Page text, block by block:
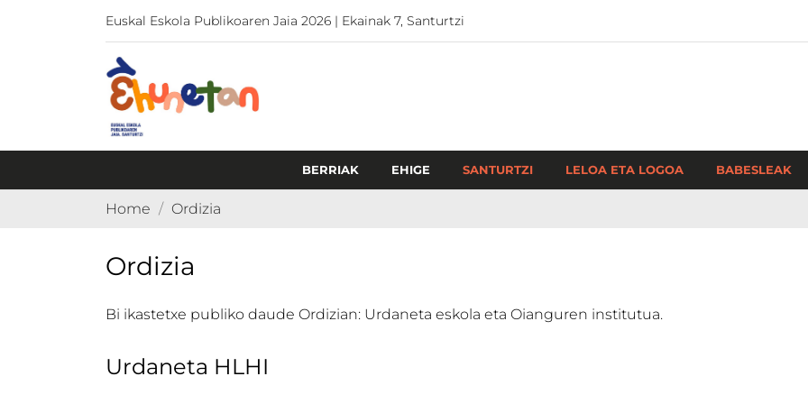
Euskal Eskola Publikoaren Jaia 2026 | Ekainak 7, Santurtzi
BERRIAK EHIGE SANTURTZI LELOA ETA LOGOA BABESLEAK
Home Ordizia
Ordizia
Bi ikastetxe publiko daude Ordizian: Urdaneta eskola eta Oianguren institutua.
Urdaneta HLHI